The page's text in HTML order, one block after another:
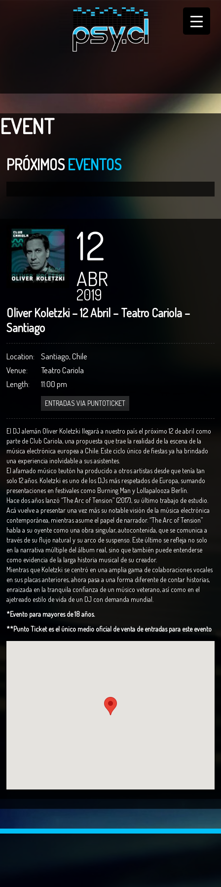
EVENT
PRÓXIMOSEVENTOS
12
ABR
2019
Oliver Koletzki – 12 Abril – Teatro Cariola –
Santiago
Location:
Santiago, Chile
Venue:
Teatro Cariola
Length:
11:00 pm
ENTRADAS VIA PUNTOTICKET
El DJ alemán Oliver Koletzki llegará a nuestro país el próximo 12 de abril como
parte de Club Cariola, una propuesta que trae la realidad de la escena de la
música electrónica europea a Chile. Este ciclo único de fiestas ya ha brindado
una experiencia inolvidable a sus asistentes.
El afamado músico teutón ha producido a otros artistas desde que tenía tan
solo 12 años. Koletzki es uno de los DJs más respetados de Europa, sumando
presentaciones en festivales como Burning Man y Lollapalooza Berlín.
Hace dos años lanzó “The Arc of Tension” (2017), su último trabajo de estudio.
Acá vuelve a presentar una vez más su notable visión de la música electrónica
contemporánea, mientras asume el papel de narrador. “The Arc of Tension”
habla a su oyente como una obra singular, autocontenida, que se comunica a
través de su flujo natural y su arco de suspenso. Este último se refleja no solo
en la narrativa múltiple del álbum real, sino que también puede entenderse
como evidencia de la larga historia musical de su creador.
Mientras que Koletzki se centró en una amplia gama de colaboraciones vocales
en sus placas anteriores, ahora pasa a una forma diferente de contar historias,
enraizada en la tranquila confianza de un músico veterano, así como en el
ajetreado estilo de vida de un DJ con demanda mundial.
*Evento para mayores de 18 años.
**Punto Ticket es el único medio oficial de venta de entradas para este evento